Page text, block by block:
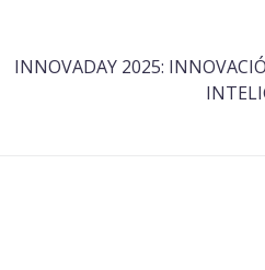
INNOVADAY 2025: